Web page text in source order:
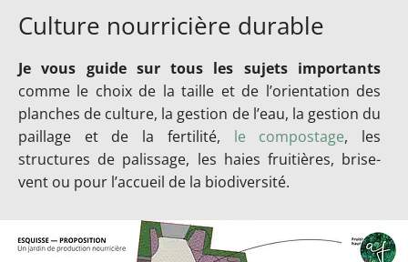
Culture nourricière durable
Je vous guide sur tous les sujets importants
comme le choix de la taille et de l’orientation des
planches de culture, la gestion de l’eau, la gestion du
paillage et de la fertilité, le compostage, les
structures de palissage, les haies fruitières, brise-
vent ou pour l’accueil de la biodiversité.